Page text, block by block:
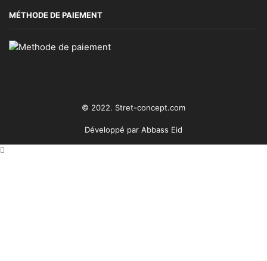
MÉTHODE DE PAIEMENT
© 2022. Stret-concept.com
Développé par Abbass Eid